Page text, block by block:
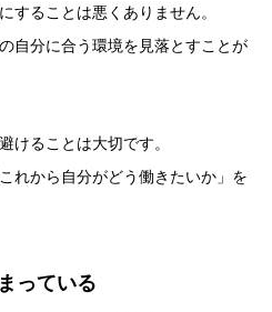
することは悪くありません。
自分に合う環境を見落とすことが
けることは大切です。
れから自分がどう働きたいか」を
っている